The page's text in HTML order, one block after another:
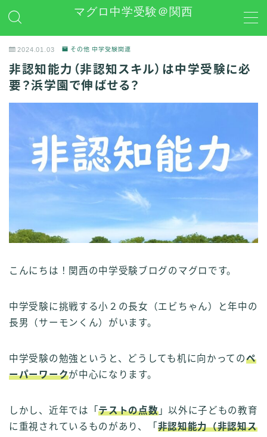
マグロ中学受験＠関西
日能研
学習グッズレビュー
その他 中学受験関連
お問い合わせ
2024.01.03 その他 中学受験関連
非認知能力（非認知スキル）は中学受験に必
要？浜学園で伸ばせる？
こんにちは！関西の中学受験ブログのマグロです。
中学受験に挑戦する小２の長女（エビちゃん）と年中の
長男（サーモンくん）がいます。
中学受験の勉強というと、どうしても机に向かってのペ
ーパーワークが中心になります。
しかし、近年では「テストの点数」以外に子どもの教育
に重視されているものがあり、「 非認知能力（非認知ス